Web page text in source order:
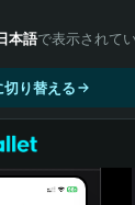
本語で表示されてい
り替える